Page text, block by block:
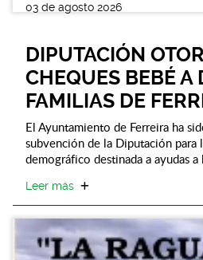
03 de agosto 2026
DIPUTACIÓN
CHEQUES BEBÉ A
FAMILIAS DE
El Ayuntamiento de Ferreira ha
subvención de la Diputación para
demográfico destinada a ayudas a
Leer más